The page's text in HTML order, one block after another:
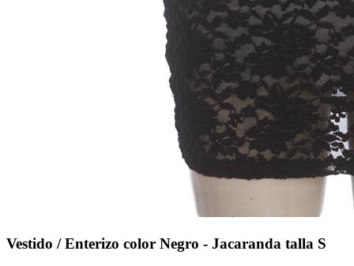
Vestido / Enterizo color Negro - Jacaranda talla S